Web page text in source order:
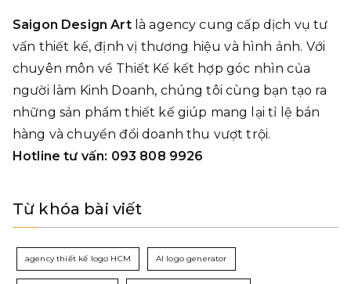
Saigon Design Artlà agency cung cấp dịch vụ tư
vấn thiết kế, định vị thương hiệu và hình ảnh. Với
chuyên môn về Thiết Kế kết hợp góc nhìn của
người làm Kinh Doanh, chúng tôi cùng bạn tạo ra
những sản phẩm thiết kế giúp mang lại tỉ lệ bán
hàng và chuyển đổi doanh thu vượt trội.
Hotline tư vấn: 093 808 9926
Từ khóa bài viết
agency thiết kế logo HCM AI logo generator